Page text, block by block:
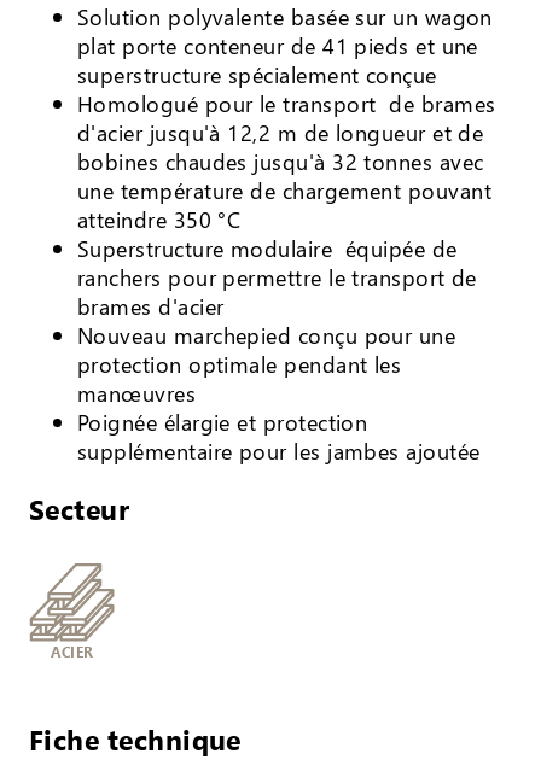
Solution polyvalente basée sur un wagon
plat porte conteneur de 41 pieds et une
superstructure spécialement conçue
Homologué pour le transport de brames
d'acier jusqu'à 12,2 m de longueur et de
bobines chaudes jusqu'à 32 tonnes avec
une température de chargement pouvant
atteindre 350 °C
Superstructure modulaire équipée de
ranchers pour permettre le transport de
brames d'acier
Nouveau marchepied conçu pour une
protection optimale pendant les
manœuvres
Poignée élargie et protection
supplémentaire pour les jambes ajoutée
Secteur
ACIER
Fiche technique